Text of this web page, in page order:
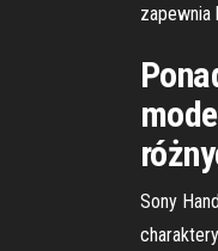
zapewnia
Sony